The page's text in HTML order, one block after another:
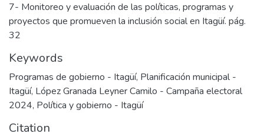
7- Monitoreo y evaluación de las políticas, programas y
proyectos que promueven la inclusión social en Itagüí. pág.
32
Keywords
Programas de gobierno - Itagüí, Planificación municipal -
Itagüí, López Granada Leyner Camilo - Campaña electoral
2024, Política y gobierno - Itagüí
Citation